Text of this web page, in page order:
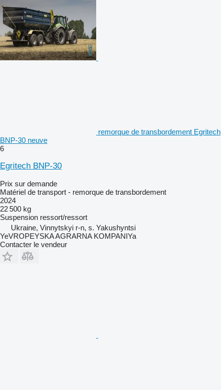
remorque de transbordement Egritech
BNP-30 neuve
6
Egritech BNP-30
Prix sur demande
Matériel de transport - remorque de transbordement
2024
22 500 kg
Suspension ressort/ressort
Ukraine, Vinnytskyi r-n, s. Yakushyntsi
YeVROPEYSKA AGRARNA KOMPANIYa
Contacter le vendeur